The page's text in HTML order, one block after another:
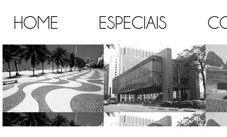
HOME ESPECIAIS